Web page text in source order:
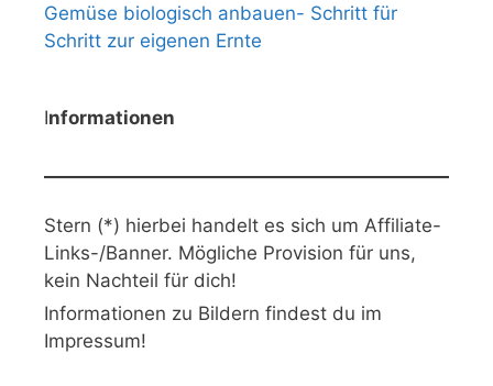
Gemüse biologisch anbauen- Schritt für
Schritt zur eigenen Ernte
Informationen
Stern (*) hierbei handelt es sich um Affiliate-
Links-/Banner. Mögliche Provision für uns,
kein Nachteil für dich!
Informationen zu Bildern findest du im
Impressum!